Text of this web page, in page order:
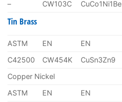
–
CW103C CuCo1Ni1Be
Tin Brass
ASTM EN EN
C42500
CW454K CuSn3Zn9
Copper Nickel
ASTM
EN EN